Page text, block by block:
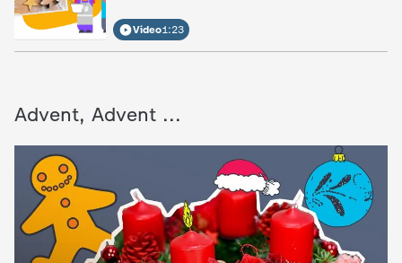
Video1:23
Advent, Advent ...